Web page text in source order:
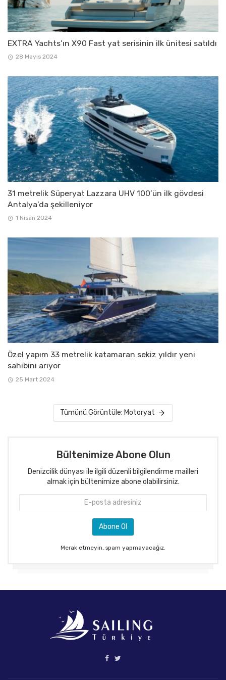
EXTRA Yachts’ın X90 Fast yat serisinin ilk ünitesi satıldı
28 Mayıs 2024
31 metrelik Süperyat Lazzara UHV 100’ün ilk gövdesi
Antalya’da şekilleniyor
1 Nisan 2024
Özel yapım 33 metrelik katamaran sekiz yıldır yeni
sahibini arıyor
25 Mart 2024
Tümünü Görüntüle: Motoryat
Bültenimize Abone Olun
Denizcilik dünyası ile ilgili düzenli bilgilendirme mailleri
almak için bültenimize abone olabilirsiniz.
Merak etmeyin, spam yapmayacağız.